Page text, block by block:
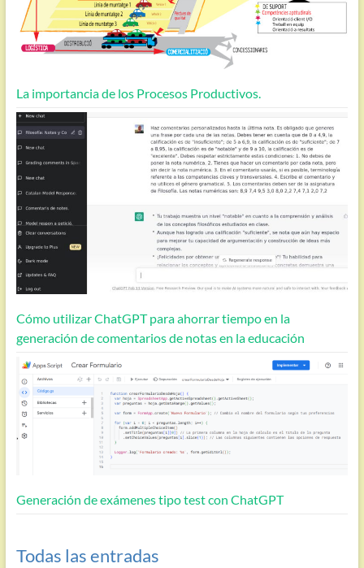
La importancia de los Procesos Productivos.
Cómo utilizar ChatGPT para ahorrar tiempo en la
generación de comentarios de notas en la educación
Generación de exámenes tipo test con ChatGPT
Todas las entradas